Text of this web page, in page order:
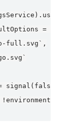
= {
full.svg`,
signal(false);